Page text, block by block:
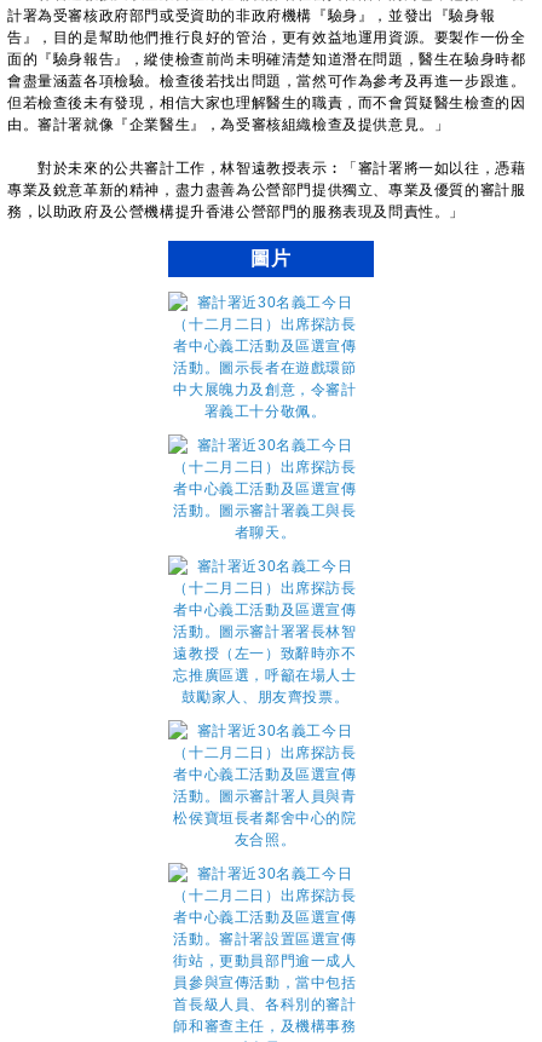
計署為受審核政府部門或受資助的非政府機構『驗身』，並發出『驗身報
告』，目的是幫助他們推行良好的管治，更有效益地運用資源。要製作一份全
面的『驗身報告』，縱使檢查前尚未明確清楚知道潛在問題，醫生在驗身時都
會盡量涵蓋各項檢驗。檢查後若找出問題，當然可作為參考及再進一步跟進。
但若檢查後未有發現，相信大家也理解醫生的職責，而不會質疑醫生檢查的因
由。審計署就像『企業醫生』，為受審核組織檢查及提供意見。」
對於未來的公共審計工作，林智遠教授表示︰「審計署將一如以往，憑藉
專業及銳意革新的精神，盡力盡善為公營部門提供獨立、專業及優質的審計服
務，以助政府及公營機構提升香港公營部門的服務表現及問責性。」
圖片